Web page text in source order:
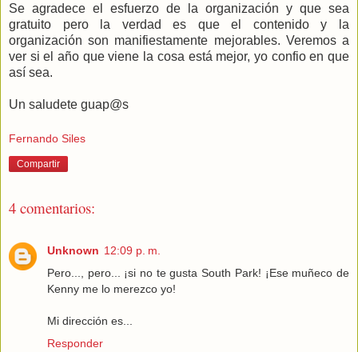
Se agradece el esfuerzo de la organización y que sea
gratuito pero la verdad es que el contenido y la
organización son manifiestamente mejorables. Veremos a
ver si el año que viene la cosa está mejor, yo confio en que
así sea.
Un saludete guap@s
Fernando Siles
Compartir
4 comentarios:
Unknown 12:09 p. m.
Pero..., pero... ¡si no te gusta South Park! ¡Ese muñeco de
Kenny me lo merezco yo!
Mi dirección es...
Responder